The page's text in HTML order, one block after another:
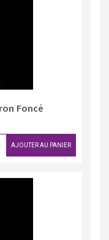
Foncé
AJOUTER AU PANIER